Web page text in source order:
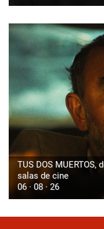
TUS DOS
salas de cine
06 · 08 · 26